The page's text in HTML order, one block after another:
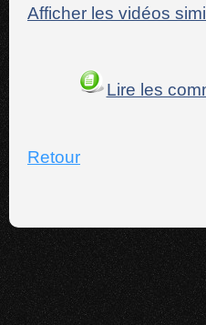
Afficher les vidéos
Lire les
Retour